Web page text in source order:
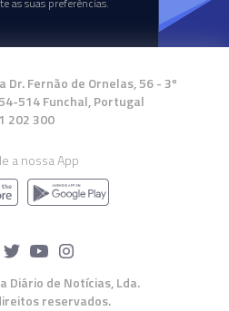
Dr. Fernão de Ornelas, 56 - 3º
514 Funchal, Portugal
202 300
a nossa App
Diário de Notícias, Lda.
reservados.